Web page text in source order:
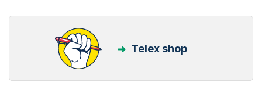
Telex shop